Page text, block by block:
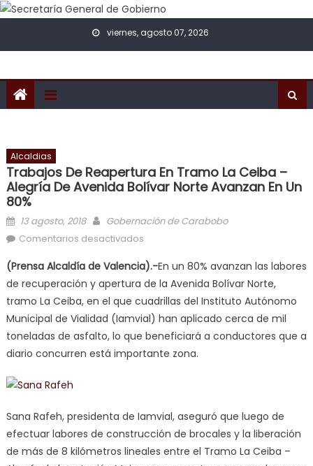
Skip to content
viernes, agosto 07, 2026
Alcaldias
Trabajos De Reapertura En Tramo La Ceiba –
Alegría De Avenida Bolívar Norte Avanzan En Un
80%
Posted on
13 agosto, 2018 Author
Gobernación de Carabobo
Comentarios desactivados
Bolívar Norte avanzan en un 80%
(Prensa Alcaldía de Valencia).-En un 80% avanzan las labores
de recuperación y apertura de la Avenida Bolívar Norte,
tramo La Ceiba, en el que cuadrillas del Instituto Autónomo
Municipal de Vialidad (Iamvial) han aplicado cerca de mil
toneladas de asfalto, lo que beneficiará a conductores que a
diario concurren está importante zona.
Sana Rafeh, presidenta de Iamvial, aseguró que luego de
efectuar labores de construcción de brocales y la liberación
de más de 8 kilómetros lineales entre el Tramo La Ceiba –